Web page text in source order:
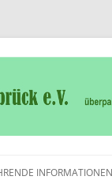
e.V.
Tür
INFORMATIONEN